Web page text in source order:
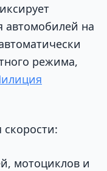
автомобилей на
режима,
мотоциклов и